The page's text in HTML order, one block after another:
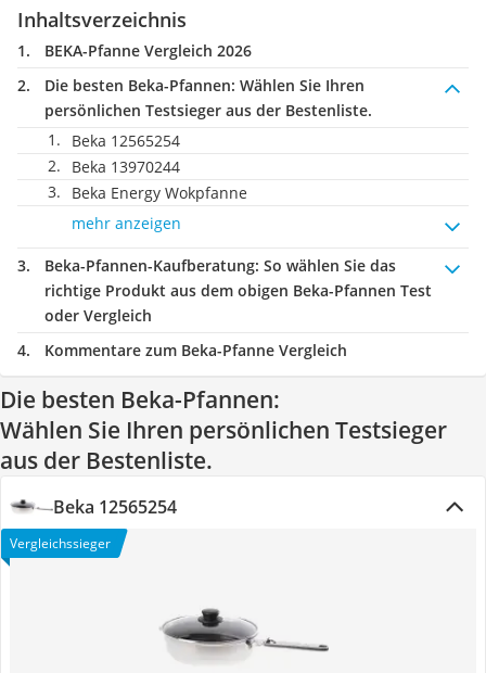
Inhaltsverzeichnis
BEKA-Pfanne Vergleich 2026
Die besten Beka-Pfannen: Wählen Sie Ihren
persönlichen Testsieger aus der Bestenliste.
Beka 12565254
Beka 13970244
Beka Energy Wokpfanne
mehr anzeigen
Beka-Pfannen-Kaufberatung: So wählen Sie das
richtige Produkt aus dem obigen Beka-Pfannen Test
oder Vergleich
Kommentare zum Beka-Pfanne Vergleich
Die besten Beka-Pfannen:
Wählen Sie Ihren persönlichen Testsieger
aus der Bestenliste.
Beka 12565254
Vergleichssieger